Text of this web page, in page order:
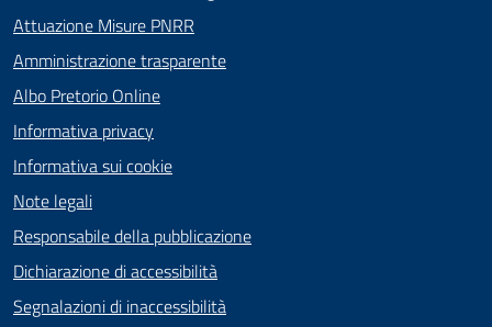
Attuazione Misure PNRR
Amministrazione trasparente
Albo Pretorio Online
Informativa privacy
Informativa sui cookie
Note legali
Responsabile della pubblicazione
Dichiarazione di accessibilità
Segnalazioni di inaccessibilità